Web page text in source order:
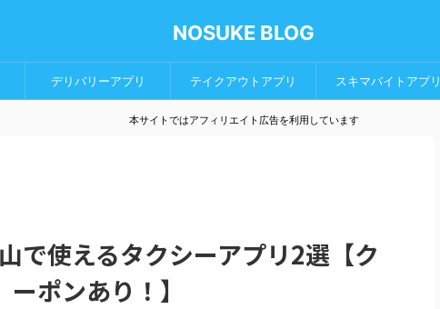
NOSUKE BLOG
デリバリーアプリ テイクアウトアプリ スキマバイトアプリ
本サイトではアフィリエイト広告を利用しています
で使えるタクシーアプリ2選【ク
ーポンあり！】